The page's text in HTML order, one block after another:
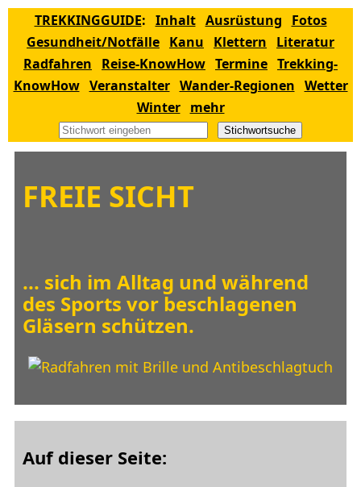
TREKKINGGUIDE: Inhalt Ausrüstung
Fotos
Gesundheit/Notfälle Kanu Klettern
Literatur
Radfahren
Reise-KnowHow Termine Trekking-
KnowHow Veranstalter Wander-Regionen Wetter
Winter
mehr
Stichwortsuche
FREIE SICHT
... sich im Alltag und während
des Sports vor beschlagenen
Gläsern schützen.
Auf dieser Seite: